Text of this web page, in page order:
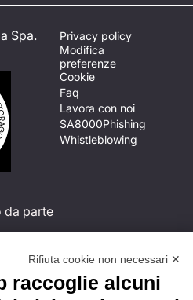
Spa.
da parte
è
un
Privacy policy
Modifica
preferenze
Cookie
Faq
Lavora con noi
SA8000Phishing
Whistleblowing
Rifiuta cookie non necessari ✕
raccoglie alcuni